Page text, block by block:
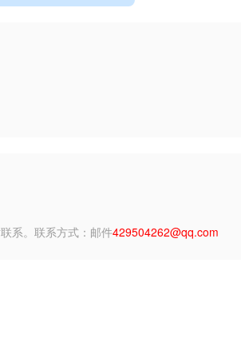
系。联系方式：邮件429504262@qq.com